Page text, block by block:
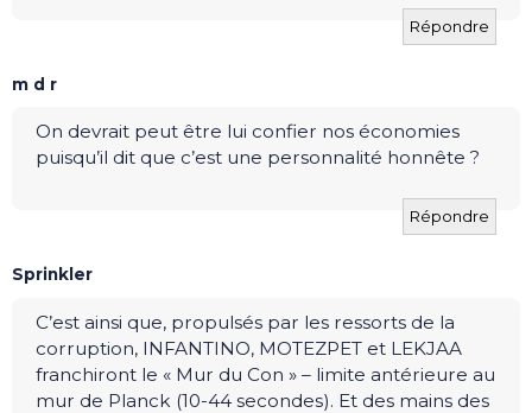
Répondre
m d r
On devrait peut être lui confier nos économies
puisqu’il dit que c’est une personnalité honnête ?
Répondre
Sprinkler
C’est ainsi que, propulsés par les ressorts de la
corruption, INFANTINO, MOTEZPET et LEKJAA
franchiront le « Mur du Con » – limite antérieure au
mur de Planck (10-44 secondes). Et des mains des